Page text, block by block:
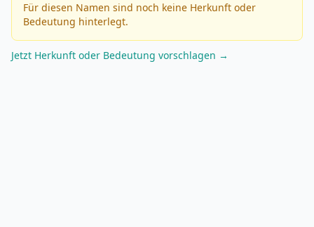
Für diesen Namen sind noch keine Herkunft oder
Bedeutung hinterlegt.
Jetzt Herkunft oder Bedeutung vorschlagen →